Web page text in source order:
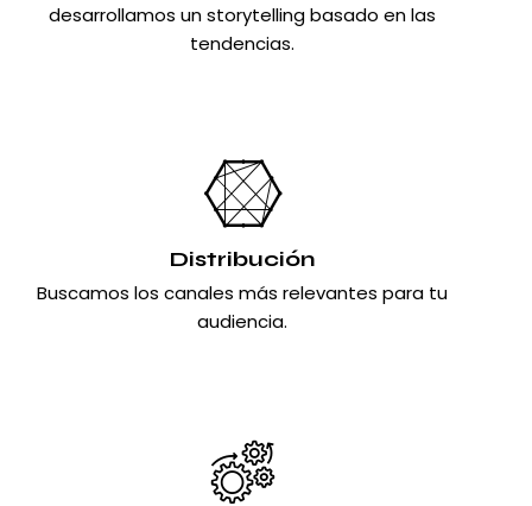
desarrollamos un storytelling basado en las
tendencias.
Distribución
Buscamos los canales más relevantes para tu
audiencia.